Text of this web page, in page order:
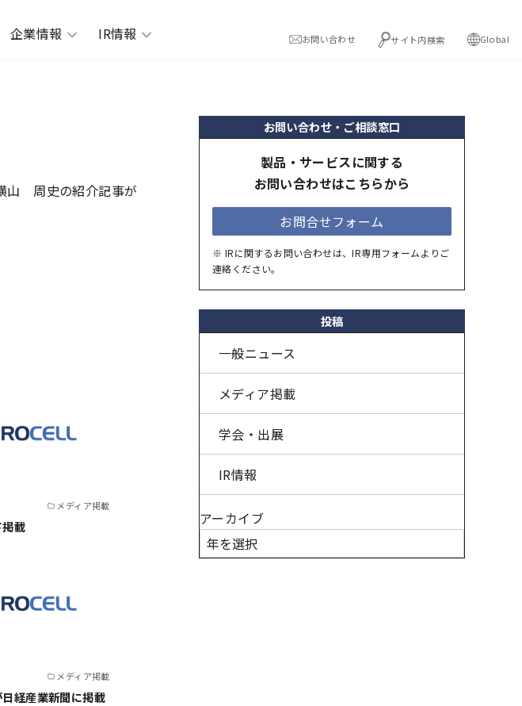
お問い合わせ サイト内検索 Global
企業情報 IR情報
山 周史の紹介記事が
メディア掲載
載
メディア掲載
経産業新聞に掲載
お問い合わせ・ご相談窓口
製品・サービスに関する
お問い合わせはこちらから
お問合せフォーム
※ IRに関するお問い合わせは、IR専用フォームよりご
連絡ください。
投稿
一般ニュース
メディア掲載
学会・出展
IR情報
アーカイブ